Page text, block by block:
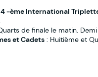
-ème International
de finale le matin.
et Cadets : Huitième et